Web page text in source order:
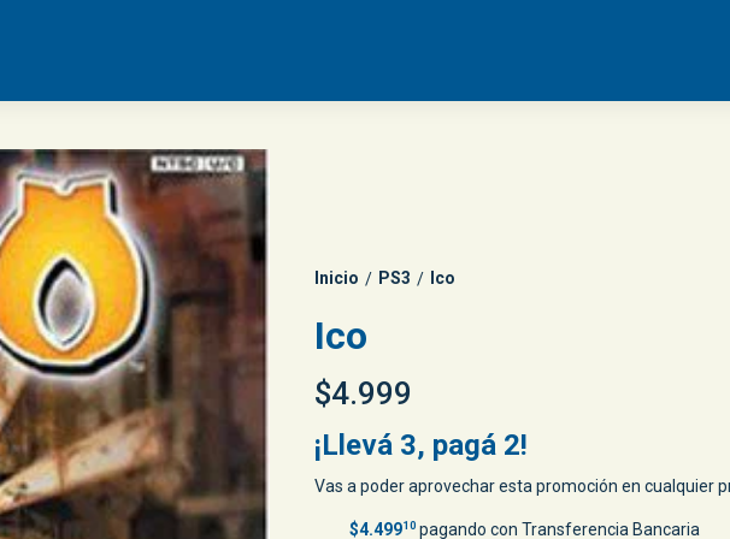
Inicio / PS3 / Ico
Ico
$4.999
¡Llevá 3, pagá 2!
Vas a poder aprovechar esta promoción en cualquier
$4.49910pagando con Transferencia Bancaria